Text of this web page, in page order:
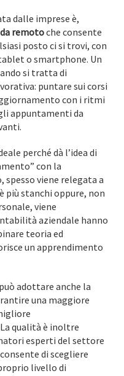
dalle imprese è,
remotoche consente
posto ci si trovi, con
o smartphone. Un
si tratta di
puntare sui corsi
con i ritmi
appuntamenti da
perché dà l’idea di
con la
spesso viene relegata a
più stanchi oppure, non
viene
aziendale hanno
teoria ed
un apprendimento
adottare anche la
una maggiore
qualità è inoltre
esperti del settore
di scegliere
livello di